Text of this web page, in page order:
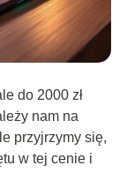
do 2000 zł
nam na
przyjrzymy się,
w tej cenie i